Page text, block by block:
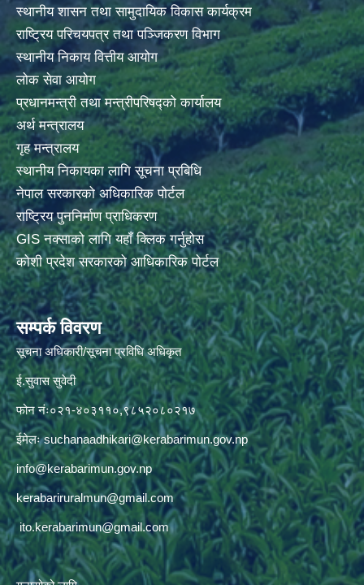
स्थानीय शासन तथा सामुदायिक विकास कार्यक्रम
राष्ट्रिय परिचयपत्र तथा पञ्जिकरण विभाग
स्थानीय निकाय वित्तीय आयोग
लोक सेवा आयोग
प्रधानमन्त्री तथा मन्त्रीपरिषद्को कार्यालय
अर्थ मन्त्रालय
गृह मन्त्रालय
स्थानीय निकायका लागि सूचना प्रबिधि
नेपाल सरकारको अधिकारिक पोर्टल
राष्ट्रिय पुननिर्माण प्राधिकरण
GIS नक्साको लागि यहाँ क्लिक गर्नुहोस
कोशी प्रदेश सरकारको आधिकारिक पोर्टल
सम्पर्क विवरण
सूचना अधिकारी/सूचना प्रविधि अधिकृत
ई.सुवास सुवेदी
फोन नंः०२१-४०३११०,९८५२०८०२१७
ईमेलःsuchanaadhikari@kerabarimun.gov.np
info@kerabarimun.gov.np
kerabariruralmun@gmail.com
ito.kerabarimun@gmail.com